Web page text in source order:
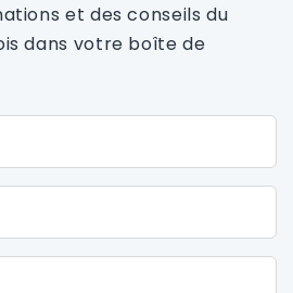
et des conseils du
dans votre boîte de